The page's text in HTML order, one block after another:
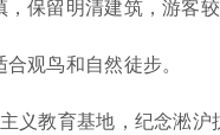
保留明清建筑，游客较
观鸟和自然徒步。
义教育基地，纪念淞沪